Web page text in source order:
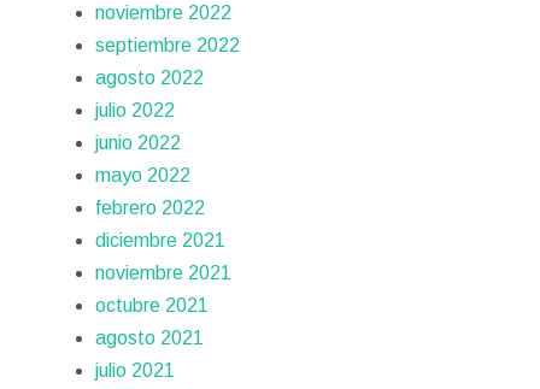
noviembre 2022
septiembre 2022
agosto 2022
julio 2022
junio 2022
mayo 2022
febrero 2022
diciembre 2021
noviembre 2021
octubre 2021
agosto 2021
julio 2021